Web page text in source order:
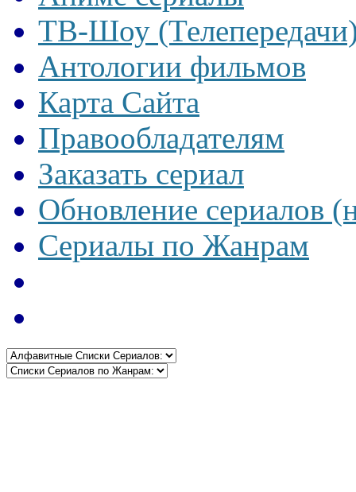
ТВ-Шоу
Антологии фильмов
Карта Сайта
Правообладателям
Заказать сериал
Обновление сериалов
Сериалы по Жанрам